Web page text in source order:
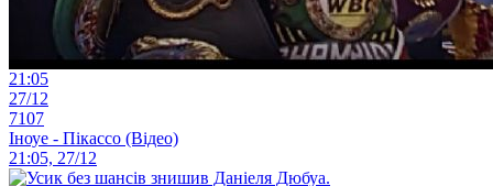
21:05
27/12
7107
Іноуе - Пікассо (Відео)
21:05, 27/12